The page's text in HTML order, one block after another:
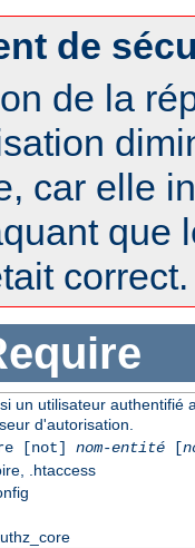
de
de la
car elle
que
correct.
un utilisateur authentifié
d'autorisation.
[not] nom-entité[
.htaccess